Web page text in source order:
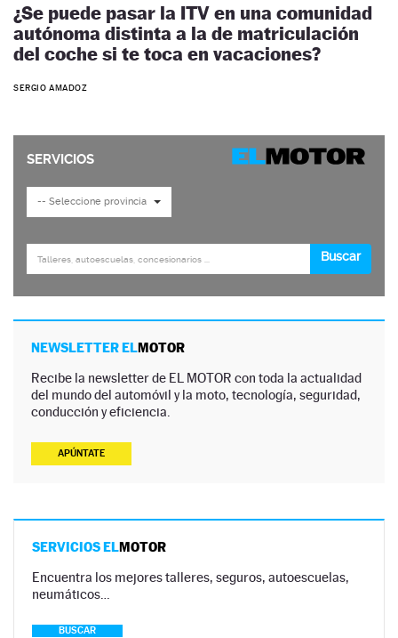
¿Se puede pasar la ITV en una comunidad
autónoma distinta a la de matriculación
del coche si te toca en vacaciones?
SERGIO AMADOZ
NEWSLETTER ELMOTOR
Recibe la newsletter de EL MOTOR con toda la actualidad
del mundo del automóvil y la moto, tecnología, seguridad,
conducción y eficiencia.
APÚNTATE
SERVICIOS ELMOTOR
Encuentra los mejores talleres, seguros, autoescuelas,
neumáticos…
BUSCAR